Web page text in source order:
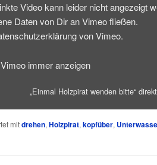
Video kann leider nicht angezeigt
Daten von Dir an Vimeo fließen.
von Vimeo.
immer anzeigen
„Einmal Holzpirat wenden bitte“
mitdrehen, Holzpirat, kopfüber,